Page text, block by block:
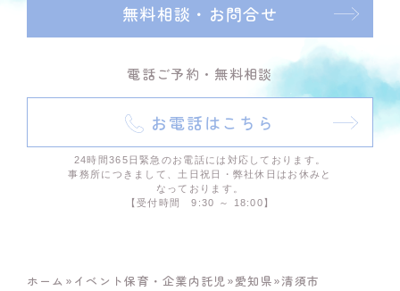
無料相談・お問合せ
電話ご予約・無料相談
お電話はこちら
24時間365日緊急のお電話には対応しております。
事務所につきまして、土日祝日・弊社休日はお休みと
なっております。
【受付時間 9:30 ～ 18:00】
ホーム » イベント保育・企業内託児»愛知県»清須市